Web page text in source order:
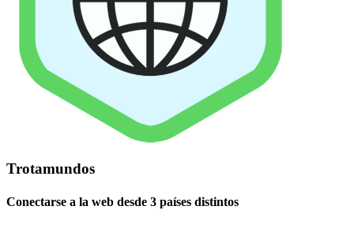
Trotamundos
Conectarse a la web desde 3 países distintos